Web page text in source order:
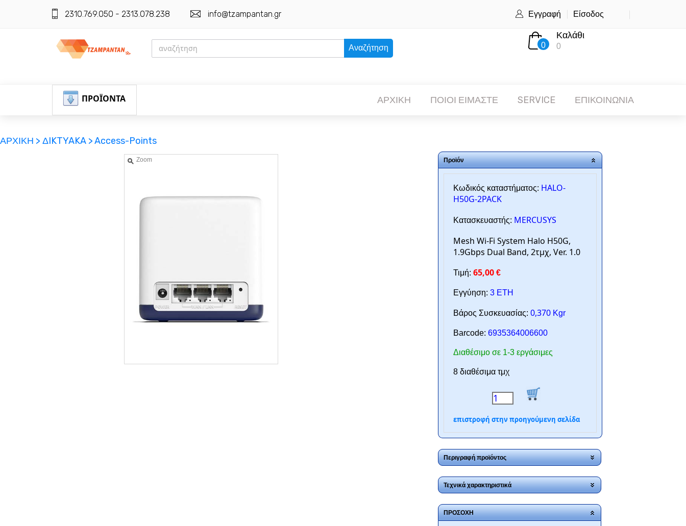
2310.769.050 - 2313.078.238 info@tzampantan.gr Εγγραφή Είσοδος
Αναζήτηση 0
Καλάθι
0
ΠΡΟΪΟΝΤΑ ΑΡΧΙΚΗ ΠΟΙΟΙ ΕΙΜΑΣΤΕ SERVICE ΕΠΙΚΟΙΝΩΝΙΑ
ΑΡΧΙΚΗ > ΔIKTYAKA >Access-Points
Zoom Προϊόν
Κωδικός καταστήματος: HALO-
H50G-2PACK
Κατασκευαστής: MERCUSYS
Mesh Wi-Fi System Halo H50G,
1.9Gbps Dual Band, 2τμχ, Ver. 1.0
Τιμή: 65,00 €
Εγγύηση: 3 ΕΤΗ
Βάρος Συσκευασίας: 0,370 Kgr
Barcode: 6935364006600
Διαθέσιμο σε 1-3 εργάσιμες
8 διαθέσιμα τμχ
επιστροφή στην προηγούμενη σελίδα
Περιγραφή προϊόντος
Τεχνικά χαρακτηριστικά
ΠΡΟΣΟΧΗ